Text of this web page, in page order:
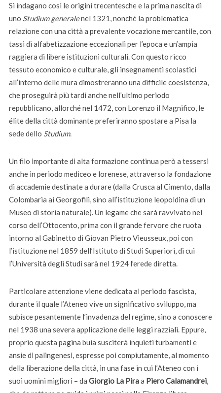
Si indagano così le origini trecentesche e la prima nascita di
uno Studium generalenel 1321, nonché la problematica
relazione con una città a prevalente vocazione mercantile, con
tassi di alfabetizzazione eccezionali per l’epoca e un’ampia
raggiera di libere istituzioni culturali. Con questo ricco
tessuto economico e culturale, gli insegnamenti scolastici
all’interno delle mura dimostreranno una difficile coesistenza,
che proseguirà più tardi anche nell’ultimo periodo
repubblicano, allorché nel 1472, con Lorenzo il Magnifico, le
élite della città dominante preferiranno spostare a Pisa la
sede dello Studium.
Un filo importante di alta formazione continua però a tessersi
anche in periodo mediceo e lorenese, attraverso la fondazione
di accademie destinate a durare (dalla Crusca al Cimento, dalla
Colombaria ai Georgofili, sino all’istituzione leopoldina di un
Museo di storia naturale). Un legame che sarà ravvivato nel
corso dell’Ottocento, prima con il grande fervore che ruota
intorno al Gabinetto di Giovan Pietro Vieusseux, poi con
l’istituzione nel 1859 dell’Istituto di Studi Superiori, di cui
l’Università degli Studi sarà nel 1924 l’erede diretta.
Particolare attenzione viene dedicata al periodo fascista,
durante il quale l’Ateneo vive un significativo sviluppo, ma
subisce pesantemente l’invadenza del regime, sino a conoscere
nel 1938 una severa applicazione delle leggi razziali. Eppure,
proprio questa pagina buia susciterà inquieti turbamenti e
ansie di palingenesi, espresse poi compiutamente, al momento
della liberazione della città, in una fase in cui l’Ateneo con i
suoi uomini migliori – da Giorgio La Piraa Piero Calamandrei,